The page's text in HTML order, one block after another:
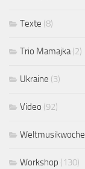
Texte (8)
Trio Mamajka(2)
Ukraine (3)
Video (92)
Weltmusikwoche
Workshop (130)